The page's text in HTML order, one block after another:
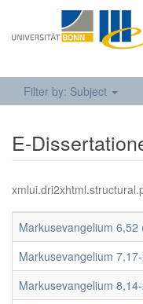
Filter by: Subject
E-
Markusevangelium 6,52
Markusevangelium
Markusevangelium